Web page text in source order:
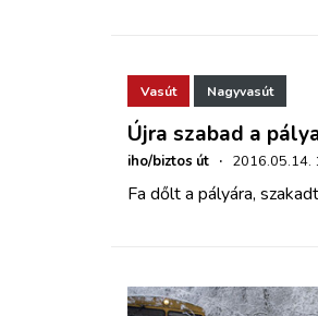
Vasút Nagyvasút
Újra szabad a
iho/biztos út · 2016.05.14.
Fa dőlt a pályára,